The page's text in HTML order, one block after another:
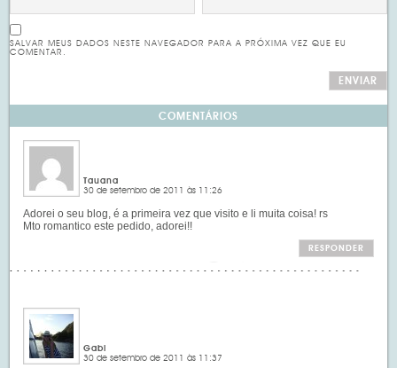
SALVAR MEUS DADOS NESTE NAVEGADOR PARA A PRÓXIMA VEZ QUE EU
COMENTAR.
COMENTÁRIOS
Tauana
30 de setembro de 2011 às 11:26
Adorei o seu blog, é a primeira vez que visito e li muita coisa! rs
Mto romantico este pedido, adorei!!
RESPONDER
Gabi
30 de setembro de 2011 às 11:37